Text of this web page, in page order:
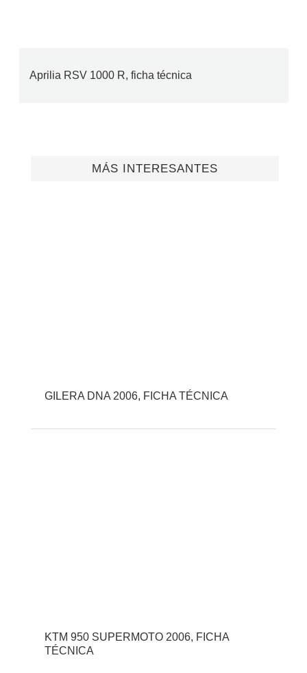
Aprilia RSV 1000 R, ficha técnica
MÁS INTERESANTES
GILERA DNA 2006, FICHA TÉCNICA
KTM 950 SUPERMOTO 2006, FICHA
TÉCNICA